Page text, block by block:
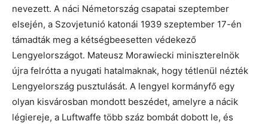
nevezett. A náci Németország csapatai szeptember
elsején, a Szovjetunió katonái 1939 szeptember 17-én
támadták meg a kétségbeesetten védekező
Lengyelországot. Mateusz Morawiecki miniszterelnök
újra felrótta a nyugati hatalmaknak, hogy tétlenül nézték
Lengyelország pusztulását. A lengyel kormányfő egy
olyan kisvárosban mondott beszédet, amelyre a nácik
légiereje, a Luftwaffe több száz bombát dobott le, és